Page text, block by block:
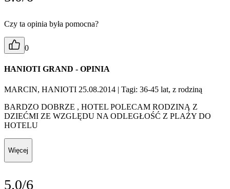
Czy ta opinia była pomocna?
0
HANIOTI GRAND - OPINIA
MARCIN, HANIOTI 25.08.2014 | Tagi: 36-45 lat, z rodziną
BARDZO DOBRZE , HOTEL POLECAM RODZINĄ Z
DZIEĆMI ZE WZGLĘDU NA ODLEGŁOŚĆ Z PLAŻY DO
HOTELU
Więcej
5.0/6